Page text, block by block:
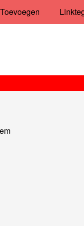
Toevoegen